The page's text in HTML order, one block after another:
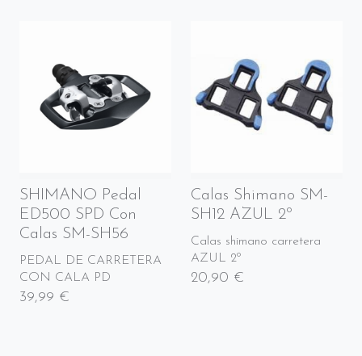
SHIMANO Pedal
ED500 SPD Con
Calas SM-SH56
PEDAL DE CARRETERA
CON CALA PD
39,99 €
Calas Shimano SM-
SH12 AZUL 2º
Calas shimano carretera
AZUL 2º
20,90 €